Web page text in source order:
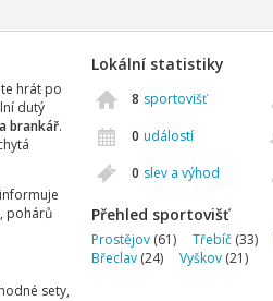
hrát po
dutý
brankář.
pohárů
sety,
Lokální statistiky
8 sportovišť
0 událostí
0 slev a výhod
Přehled sportovišť
Prostějov (61) Třebíč (33)
Břeclav (24) Vyškov (21)